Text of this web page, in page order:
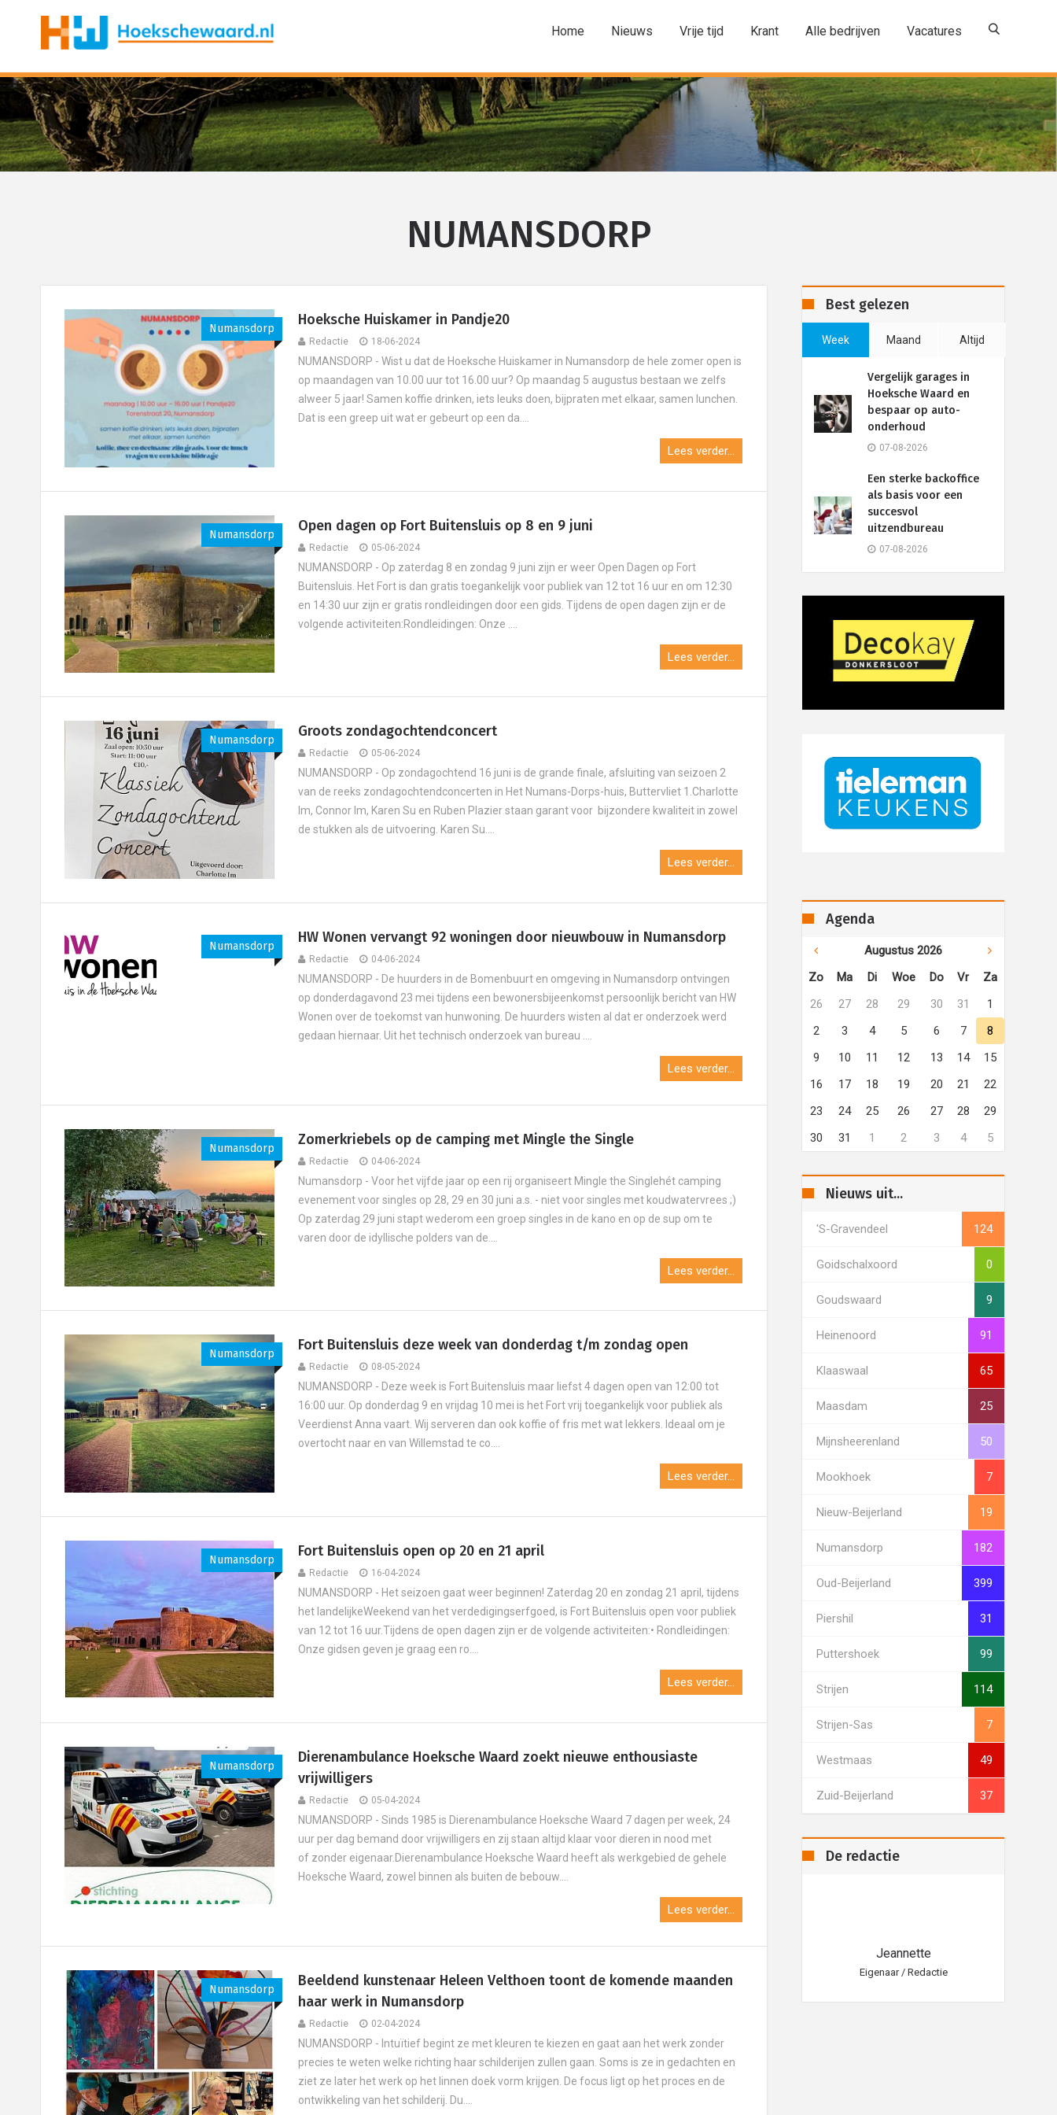
Home Nieuws Vrije tijd Krant Alle bedrijven Vacatures
NUMANSDORP
Numansdorp
Hoeksche Huiskamer in Pandje20
Redactie 18-06-2024
NUMANSDORP - Wist u dat de Hoeksche Huiskamer in Numansdorp de hele zomer open is
op maandagen van 10.00 uur tot 16.00 uur? Op maandag 5 augustus bestaan we zelfs
alweer 5 jaar! Samen koffie drinken, iets leuks doen, bijpraten met elkaar, samen lunchen.
Dat is een greep uit wat er gebeurt op een da....
Lees verder...
Numansdorp
Open dagen op Fort Buitensluis op 8 en 9 juni
Redactie 05-06-2024
NUMANSDORP - Op zaterdag 8 en zondag 9 juni zijn er weer Open Dagen op Fort
Buitensluis. Het Fort is dan gratis toegankelijk voor publiek van 12 tot 16 uur en om 12:30
en 14:30 uur zijn er gratis rondleidingen door een gids. Tijdens de open dagen zijn er de
volgende activiteiten:Rondleidingen: Onze ....
Lees verder...
Numansdorp
Groots zondagochtendconcert
Redactie 05-06-2024
NUMANSDORP - Op zondagochtend 16 juni is de grande finale, afsluiting van seizoen 2
van de reeks zondagochtendconcerten in Het Numans-Dorps-huis, Buttervliet 1.Charlotte
Im, Connor Im, Karen Su en Ruben Plazier staan garant voor bijzondere kwaliteit in zowel
de stukken als de uitvoering. Karen Su....
Lees verder...
Numansdorp
HW Wonen vervangt 92 woningen door nieuwbouw in Numansdorp
Redactie 04-06-2024
NUMANSDORP - De huurders in de Bomenbuurt en omgeving in Numansdorp ontvingen
op donderdagavond 23 mei tijdens een bewonersbijeenkomst persoonlijk bericht van HW
Wonen over de toekomst van hunwoning. De huurders wisten al dat er onderzoek werd
gedaan hiernaar. Uit het technisch onderzoek van bureau ....
Lees verder...
Numansdorp
Zomerkriebels op de camping met Mingle the Single
Redactie 04-06-2024
Numansdorp - Voor het vijfde jaar op een rij organiseert Mingle the Singlehét camping
evenement voor singles op 28, 29 en 30 juni a.s. - niet voor singles met koudwatervrees ;)
Op zaterdag 29 juni stapt wederom een groep singles in de kano en op de sup om te
varen door de idyllische polders van de....
Lees verder...
Numansdorp
Fort Buitensluis deze week van donderdag t/m zondag open
Redactie 08-05-2024
NUMANSDORP - Deze week is Fort Buitensluis maar liefst 4 dagen open van 12:00 tot
16:00 uur. Op donderdag 9 en vrijdag 10 mei is het Fort vrij toegankelijk voor publiek als
Veerdienst Anna vaart. Wij serveren dan ook koffie of fris met wat lekkers. Ideaal om je
overtocht naar en van Willemstad te co....
Lees verder...
Numansdorp
Fort Buitensluis open op 20 en 21 april
Redactie 16-04-2024
NUMANSDORP - Het seizoen gaat weer beginnen! Zaterdag 20 en zondag 21 april, tijdens
het landelijkeWeekend van het verdedigingserfgoed, is Fort Buitensluis open voor publiek
van 12 tot 16 uur.Tijdens de open dagen zijn er de volgende activiteiten:• Rondleidingen:
Onze gidsen geven je graag een ro....
Lees verder...
Numansdorp
Dierenambulance Hoeksche Waard zoekt nieuwe enthousiaste
vrijwilligers
Redactie 05-04-2024
NUMANSDORP - Sinds 1985 is Dierenambulance Hoeksche Waard 7 dagen per week, 24
uur per dag bemand door vrijwilligers en zij staan altijd klaar voor dieren in nood met
of zonder eigenaar.Dierenambulance Hoeksche Waard heeft als werkgebied de gehele
Hoeksche Waard, zowel binnen als buiten de bebouw....
Lees verder...
Numansdorp
Beeldend kunstenaar Heleen Velthoen toont de komende maanden
haar werk in Numansdorp
Redactie 02-04-2024
NUMANSDORP - Intuïtief begint ze met kleuren te kiezen en gaat aan het werk zonder
precies te weten welke richting haar schilderijen zullen gaan. Soms is ze in gedachten en
ziet ze later het werk op het linnen doek vorm krijgen. De focus ligt op het proces en de
ontwikkeling van het schilderij. Du....
Best gelezen
Week Maand Altijd
Vergelijk garages in
Hoeksche Waard en
bespaar op auto-
onderhoud
07-08-2026
Een sterke backoffice
als basis voor een
succesvol
uitzendbureau
07-08-2026
Agenda
Augustus 2026
Zo
Ma Di Woe Do Vr
Za
26
27 28 29 30 31
1
2
3 4 5 6 7
8
9
10 11 12 13 14
15
16
17 18 19 20 21
22
23
24 25 26 27 28
29
30
31 1 2 3 4 5
Nieuws uit...
's-Gravendeel 124
Goidschalxoord 0
Goudswaard 9
Heinenoord 91
Klaaswaal 65
Maasdam 25
Mijnsheerenland 50
Mookhoek 7
Nieuw-Beijerland 19
Numansdorp 182
Oud-Beijerland 399
Piershil 31
Puttershoek 99
Strijen 114
Strijen-Sas 7
Westmaas 49
Zuid-Beijerland 37
De redactie
Eigenaar / Redactie
Jeannette
Eigenaar / Redactie